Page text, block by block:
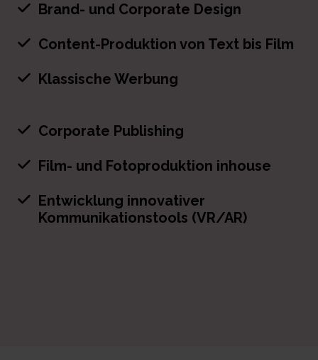
Brand- und Corporate Design
Content-Produktion von Text bis Film
Klassische Werbung
Corporate Publishing
Film- und Fotoproduktion inhouse
Entwicklung innovativer
Kommunikationstools (VR/AR)